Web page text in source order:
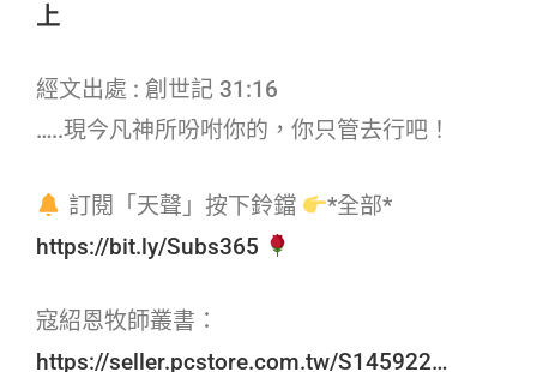
上
經文出處 : 創世記 31:16
…..現今凡神所吩咐你的，你只管去行吧！
訂閱「天聲」按下鈴鐺
*全部*
https://bit.ly/Subs365
寇紹恩牧師叢書：
https://seller.pcstore.com.tw/S145922…